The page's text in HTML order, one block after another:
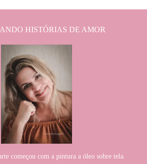
HISTÓRIAS DE AMOR
começou com a pintura a óleo sobre tela.